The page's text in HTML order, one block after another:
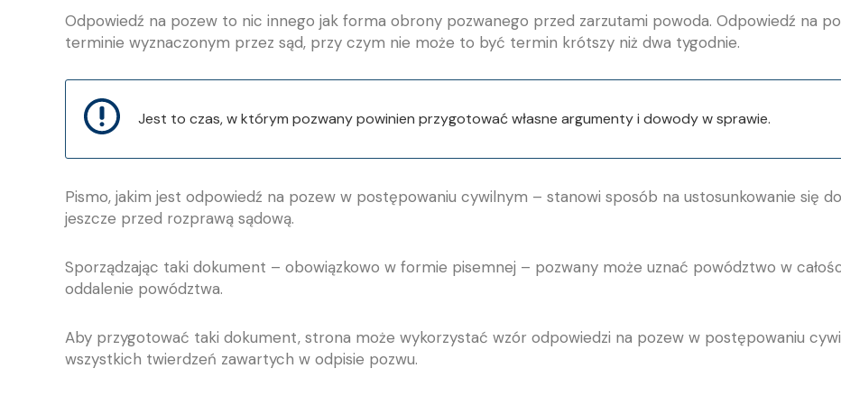
Odpowiedź na pozew to nic innego jak forma obrony pozwanego przed zarzutami powoda. Odpowiedź na
terminie wyznaczonym przez sąd, przy czym nie może to być termin krótszy niż dwa tygodnie.
Jest to czas, w którym pozwany powinien przygotować własne argumenty i dowody w sprawie.
Pismo, jakim jest odpowiedź na pozew w postępowaniu cywilnym – stanowi sposób na ustosunkowanie się
jeszcze przed rozprawą sądową.
Sporządzając taki dokument – obowiązkowo w formie pisemnej – pozwany może uznać powództwo w
oddalenie powództwa.
Aby przygotować taki dokument, strona może wykorzystać wzór odpowiedzi na pozew w postępowaniu
wszystkich twierdzeń zawartych w odpisie pozwu.